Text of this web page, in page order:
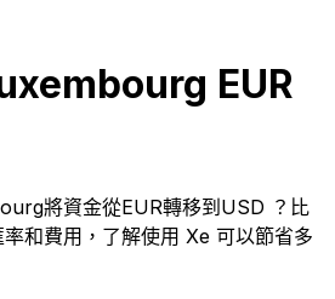
EUR
將資金從EUR轉移到USD ？比
和費用，了解使用 Xe 可以節省多